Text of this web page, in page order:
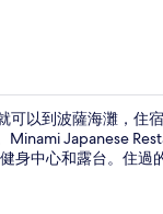
以到波薩海灘，住
Japanese
身中心和露台。住過